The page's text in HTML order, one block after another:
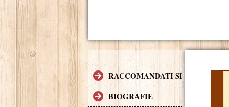
RACCOMANDATI SE TI
BIOGRAFIE